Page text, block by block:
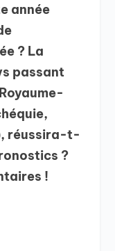
année
? La
passant
réussira-t-
?
!